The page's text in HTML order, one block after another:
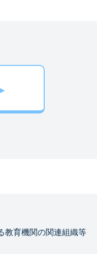
教育機関の関連組織等